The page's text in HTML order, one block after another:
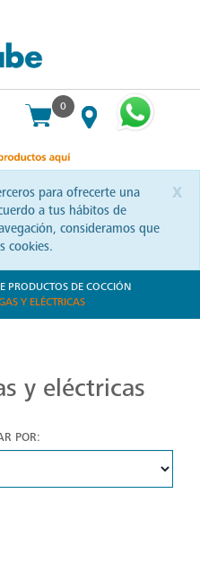
0
x
para ofrecerte una
a tus hábitos de
consideramos que
cookies.
DE COCCIÓN
Y ELÉCTRICAS
y eléctricas
POR: